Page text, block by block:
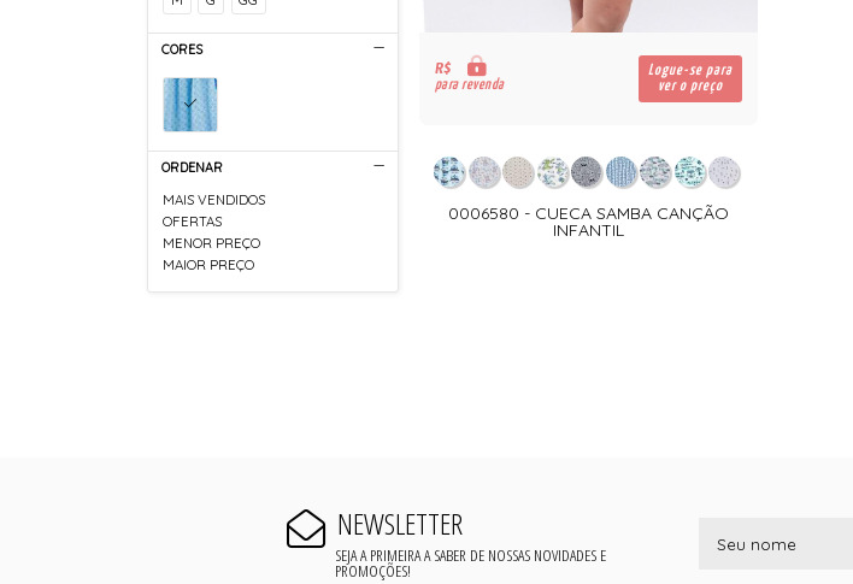
CORES
ORDENAR
MAIS VENDIDOS
OFERTAS
MENOR PREÇO
MAIOR PREÇO
R$
para revenda
Logue-se para
ver o preço
0006580 - CUECA SAMBA CANÇÃO
INFANTIL
NEWSLETTER
SEJA A PRIMEIRA A SABER DE NOSSAS NOVIDADES E
PROMOÇÕES!